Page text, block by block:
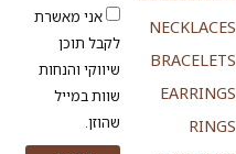
NECKLACES
BRACELETS
EARRINGS
RINGS
אני מאשרת
לקבל תוכן
שיווקי והנחות
שוות במייל
שהוזן.